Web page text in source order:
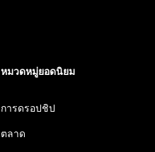
หมวดหมู่ยอดนิยม
การดรอปชิป
ตลาด